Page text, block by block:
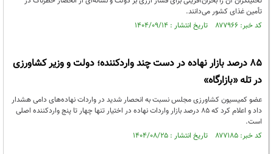
تأمین غذای کشور می‌دانند.
کد خبر: ۸۷۷۹۶۶ تاریخ انتشار : ۱۴۰۴/۰۹/۱۴
۸۵ درصد بازار نهاده در دست چند واردکننده؛ دولت و وزیر کشاورزی
در تله «بازارگاه»
عضو کمیسیون کشاورزی مجلس نسبت به انحصار شدید در واردات نهاده‌های دامی هشدار
داد و اعلام کرد که ۸۵ درصد بازار واردات نهاده در اختیار تنها چهار تا پنج واردکننده اصلی
است.
کد خبر: ۸۷۷۱۸۵ تاریخ انتشار : ۱۴۰۴/۰۸/۲۵